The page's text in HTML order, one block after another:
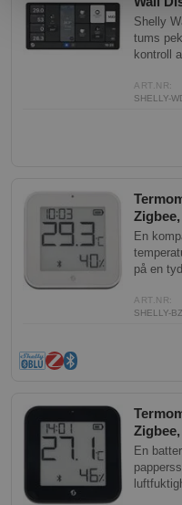
Shelly
tums
kontroll
kontroll
ART.NR:
SHELLY-
En
på en
sovrum,
på
via
ART.NR:
SHELLY-
En